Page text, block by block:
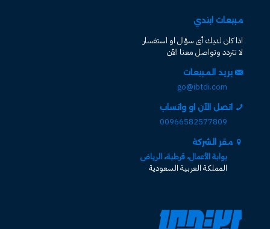
مبيعات ابتدي
اذا كان لديك أى سؤال او استفسار
لا تتردد وتواصل معنا الآن
بريد المبيعات
go@ibtdi.com
اتصل الآن او واتساب
00966582577809
مقر الشركة
بوابة الأعمال، قرطبة، الرياض
المملكة العربية السعودية